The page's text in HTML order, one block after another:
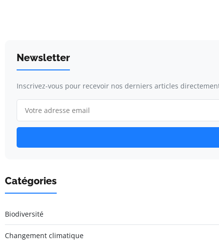
Newsletter
Inscrivez-vous pour recevoir nos derniers articles
Catégories
Biodiversité
Changement climatique